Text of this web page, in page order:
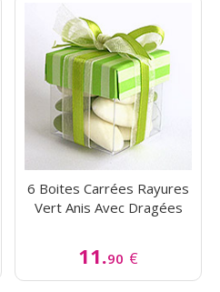
6 Boites Carrées Rayures
Vert Anis Avec Dragées
11.90 €